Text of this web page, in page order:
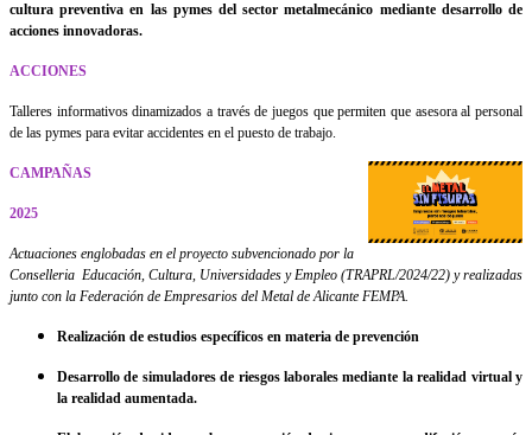
cultura preventiva en las pymes del sector metalmecánico mediante desarrollo de
acciones innovadoras.
ACCIONES
Talleres informativos dinamizados a través de juegos que permiten que asesora al personal
de las pymes para evitar accidentes en el puesto de trabajo.
CAMPAÑAS
2025
Actuaciones englobadas en el proyecto subvencionado por la
Conselleria Educación, Cultura, Universidades y Empleo (TRAPRL/2024/22) y realizadas
junto con la Federación de Empresarios del Metal de Alicante FEMPA.
Realización de estudios específicos en materia de prevención
Desarrollo de simuladores de riesgos laborales mediante la realidad virtual y
la realidad aumentada.